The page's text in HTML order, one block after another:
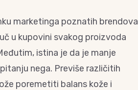
marketinga poznatih brendova
u kupovini svakog proizvoda
istina je da je manje
nega. Previše različitih
poremetiti balans kože i